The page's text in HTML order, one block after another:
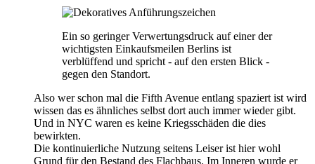
Ein so geringer Verwertungsdruck auf einer der
wichtigsten Einkaufsmeilen Berlins ist
verblüffend und spricht - auf den ersten Blick -
gegen den Standort.
Also wer schon mal die Fifth Avenue entlang spaziert ist wird
wissen das es ähnliches selbst dort auch immer wieder gibt.
Und in NYC waren es keine Kriegsschäden die dies
bewirkten.
Die kontinuierliche Nutzung seitens Leiser ist hier wohl
Grund für den Bestand des Flachbaus. Im Inneren wurde er